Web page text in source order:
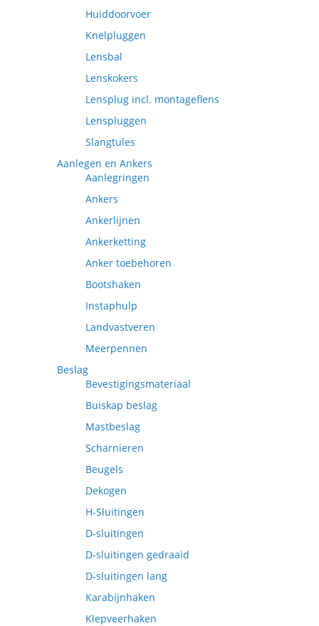
Huiddoorvoer
Knelpluggen
Lensbal
Lenskokers
Lensplug incl. montageflens
Lenspluggen
Slangtules
Aanlegen en Ankers
Aanlegringen
Ankers
Ankerlijnen
Ankerketting
Anker toebehoren
Bootshaken
Instaphulp
Landvastveren
Meerpennen
Beslag
Bevestigingsmateriaal
Buiskap beslag
Mastbeslag
Scharnieren
Beugels
Dekogen
H-Sluitingen
D-sluitingen
D-sluitingen gedraaid
D-sluitingen lang
Karabijnhaken
Klepveerhaken